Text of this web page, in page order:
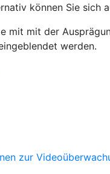
können Sie sich
mit mit der
werden.
zur